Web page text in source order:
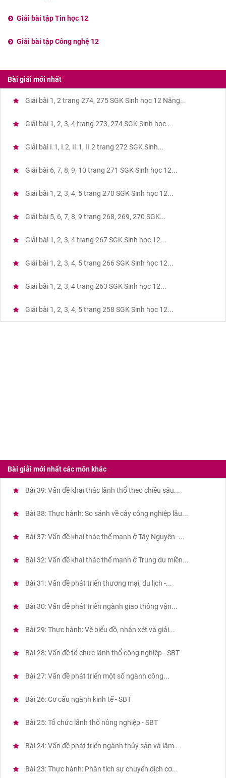
Giải bài tập Tin học 12
Giải bài tập Công nghệ 12
Bài giải mới nhất
Giải bài 1, 2 trang 274, 275 SGK Sinh học 12 Nâng...
Giải bài 1, 2, 3, 4 trang 273, 274 SGK Sinh học...
Giải bài I.1, I.2, II.1, II.2 trang 272 SGK Sinh...
Giải bài 6, 7, 8, 9, 10 trang 271 SGK Sinh học 12...
Giải bài 1, 2, 3, 4, 5 trang 270 SGK Sinh học 12...
Giải bài 5, 6, 7, 8, 9 trang 268, 269, 270 SGK...
Giải bài 1, 2, 3, 4 trang 267 SGK Sinh học 12...
Giải bài 1, 2, 3, 4, 5 trang 266 SGK Sinh học 12...
Giải bài 1, 2, 3, 4 trang 263 SGK Sinh học 12...
Giải bài 1, 2, 3, 4, 5 trang 258 SGK Sinh học 12...
Bài giải mới nhất các môn khác
Bài 39: Vấn đề khai thác lãnh thổ theo chiều sâu...
Bài 38: Thực hành: So sánh về cây công nghiệp lâu...
Bài 37: Vấn đề khai thác thế mạnh ở Tây Nguyên -...
Bài 32: Vấn đề khai thác thế mạnh ở Trung du miền...
Bài 31: Vấn đề phát triển thương mại, du lịch -...
Bài 30: Vấn đề phát triển ngành giao thông vận...
Bài 29: Thực hành: Vẽ biểu đồ, nhận xét và giải...
Bài 28: Vấn đề tổ chức lãnh thổ công nghiệp - SBT
Bài 27: Vấn đề phát triển một số ngành công...
Bài 26: Cơ cấu ngành kinh tế - SBT
Bài 25: Tổ chức lãnh thổ nông nghiệp - SBT
Bài 24: Vấn đề phát triển ngành thủy sản và lâm...
Bài 23: Thực hành: Phân tích sự chuyển dịch cơ...